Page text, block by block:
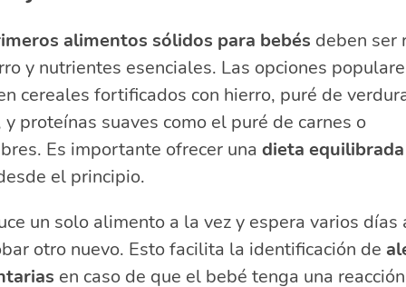
alimentos sólidos para bebés deben ser
y nutrientes esenciales. Las opciones
cereales fortificados con hierro, puré de
proteínas suaves como el puré de carnes o
Es importante ofrecer una dieta
el principio.
un solo alimento a la vez y espera varios días
otro nuevo. Esto facilita la identificación de
en caso de que el bebé tenga una reacción